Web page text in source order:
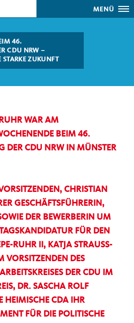
MENÜ
46.
CDU NRW –
ZUKUNFT
WAR AM
BEIM 46.
DER CDU NRW IN MÜNSTER
CHRISTIAN
GESCHÄFTSFÜHRERIN,
DER BEWERBERIN UM
FÜR DEN
RUHR II, KATJA STRAUSS-
VORSITZENDEN DES
DER CDU IM
DR. SASCHA ROLF
HEIMISCHE CDA IHR
FÜR DIE POLITISCHE